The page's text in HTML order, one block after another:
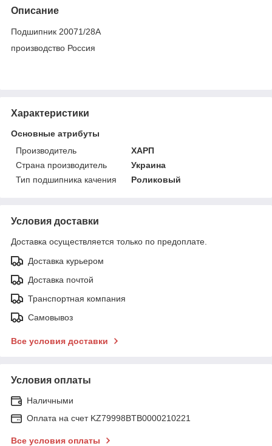
Описание
Подшипник 20071/28A
производство Россия
Характеристики
Основные атрибуты
Производитель
ХАРП
Страна производитель
Украина
Тип подшипника качения
Роликовый
Условия доставки
Доставка осуществляется только по предоплате.
Доставка курьером
Доставка почтой
Транспортная компания
Самовывоз
Все условия доставки
Условия оплаты
Наличными
Оплата на счет KZ79998BTB0000210221
Все условия оплаты